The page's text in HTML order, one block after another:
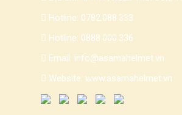
Hotline: 0782.088.333
Hotline: 0888.000.336
Email: info@asamahelmet.vn
Website: www.asamahelmet.vn